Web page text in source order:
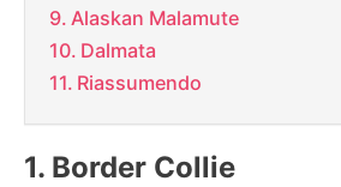
Alaskan Malamute
Dalmata
Riassumendo
Border Collie